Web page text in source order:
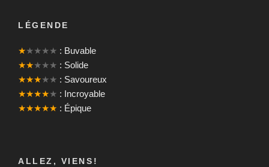
LÉGENDE
★★★★★ : Buvable
★★★★★ : Solide
★★★★★ : Savoureux
★★★★★ : Incroyable
★★★★★ : Épique
ALLEZ, VIENS!